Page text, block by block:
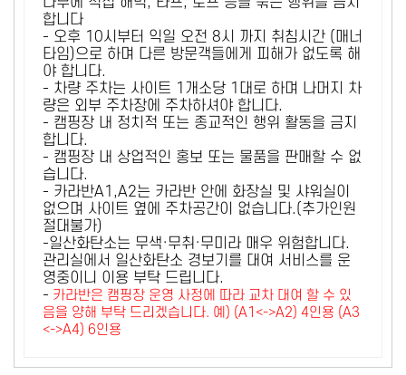
합니다
- 오후 10시부터 익일 오전 8시 까지 취침시간 (매너
타임)으로 하며 다른 방문객들에게 피해가 없도록 해
야 합니다.
- 차량 주차는 사이트 1개소당 1대로 하며 나머지 차
량은 외부 주차장에 주차하셔야 합니다.
- 캠핑장 내 정치적 또는 종교적인 행위 활동을 금지
합니다.
- 캠핑장 내 상업적인 홍보 또는 물품을 판매할 수 없
습니다.
- 카라반A1,A2는 카라반 안에 화장실 및 샤워실이
없으며 사이트 옆에 주차공간이 없습니다.(추가인원
절대불가)
-일산화탄소는 무색·무취·무미라 매우 위험합니다.
관리실에서 일산화탄소 경보기를 대여 서비스를 운
영중이니 이용 부탁 드립니다.
- 카라반은 캠핑장 운영 사정에 따라 교차 대여 할 수 있
음을 양해 부탁 드리겠습니다. 예) (A1<->A2) 4인용 (A3
<->A4) 6인용